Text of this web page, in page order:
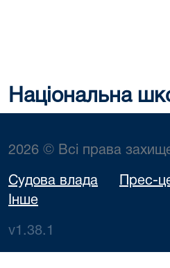
Національна
2026 © Всі права
Судова влада Прес-
Інше
v1.38.1